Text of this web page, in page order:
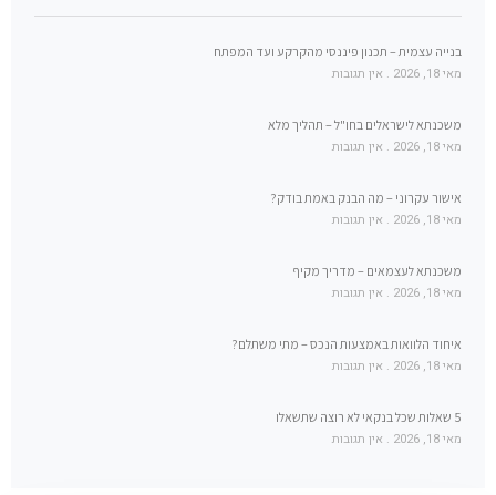
בנייה עצמית – תכנון פיננסי מהקרקע ועד המפתח
מאי 18, 2026 אין תגובות
משכנתא לישראלים בחו"ל – תהליך מלא
מאי 18, 2026 אין תגובות
אישור עקרוני – מה הבנק באמת בודק?
מאי 18, 2026 אין תגובות
משכנתא לעצמאים – מדריך מקיף
מאי 18, 2026 אין תגובות
איחוד הלוואות באמצעות הנכס – מתי משתלם?
מאי 18, 2026 אין תגובות
5 שאלות שכל בנקאי לא רוצה שתשאלו
מאי 18, 2026 אין תגובות